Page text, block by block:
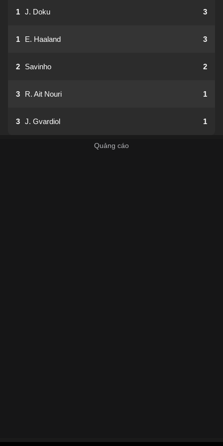
1 J. Doku 3
1 E. Haaland 3
2 Savinho 2
3 R. Ait Nouri 1
3 J. Gvardiol 1